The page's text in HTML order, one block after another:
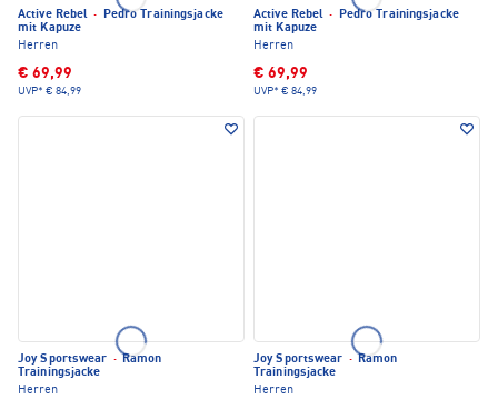
Active Rebel ·
Pedro Trainingsjacke
mit Kapuze
Herren
€ 69,99
UVP* € 84,99
Active Rebel ·
Pedro Trainingsjacke
mit Kapuze
Herren
€ 69,99
UVP* € 84,99
Joy Sportswear · Ramon
Trainingsjacke
Herren
Joy Sportswear · Ramon
Trainingsjacke
Herren